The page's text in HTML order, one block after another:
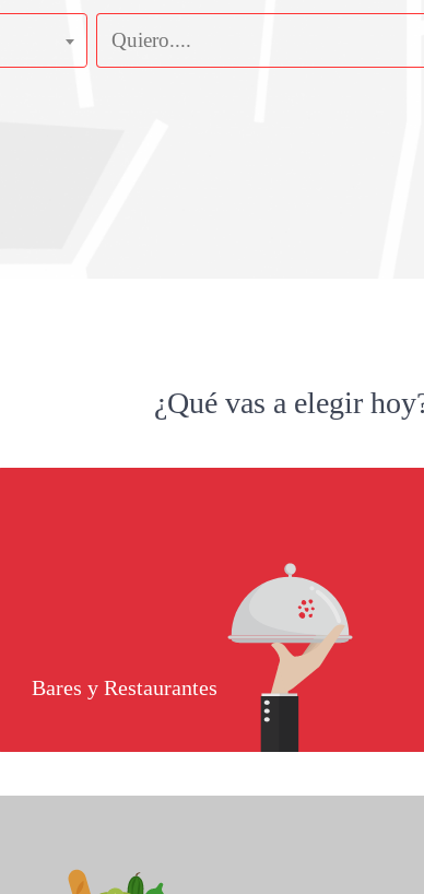
¿Qué vas a elegir
Bares y Restaurantes